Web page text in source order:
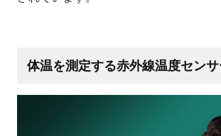
体温を測定する赤外線温度セン